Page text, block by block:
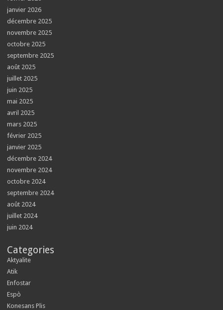
janvier 2026
décembre 2025
novembre 2025
octobre 2025
septembre 2025
août 2025
juillet 2025
juin 2025
mai 2025
avril 2025
mars 2025
février 2025
janvier 2025
décembre 2024
novembre 2024
octobre 2024
septembre 2024
août 2024
juillet 2024
juin 2024
Categories
Aktyalite
Atik
Enfostar
Espò
Konesans Plis